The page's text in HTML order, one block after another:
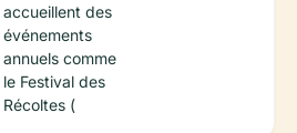
accueillent des
événements
annuels comme
le Festival des
Récoltes (